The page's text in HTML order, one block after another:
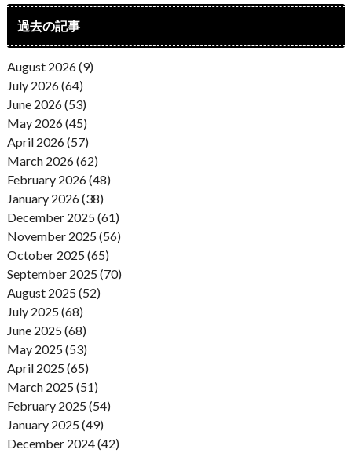
過去の記事
August 2026 (9)
July 2026 (64)
June 2026 (53)
May 2026 (45)
April 2026 (57)
March 2026 (62)
February 2026 (48)
January 2026 (38)
December 2025 (61)
November 2025 (56)
October 2025 (65)
September 2025 (70)
August 2025 (52)
July 2025 (68)
June 2025 (68)
May 2025 (53)
April 2025 (65)
March 2025 (51)
February 2025 (54)
January 2025 (49)
December 2024 (42)